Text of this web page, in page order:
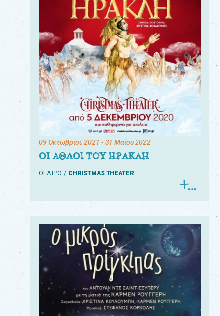
09 Οκτωβρίου 2021 - 31 Μαΐου 2022
ΟΙ ΑΘΛΟΙ ΤΟΥ ΗΡΑΚΛΗ
ΘΕΑΤΡΟ CHRISTMAS THEATER